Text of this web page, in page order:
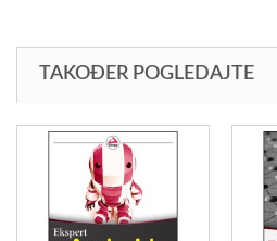
TAKOĐER POGLEDAJTE